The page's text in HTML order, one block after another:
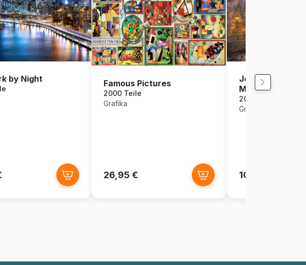
by Night Famous Pictures
2000 Teile
Grafika
26,95 €
Josephine Wall
Merry Go Round
2000 Teile
Grafika
10,00 €